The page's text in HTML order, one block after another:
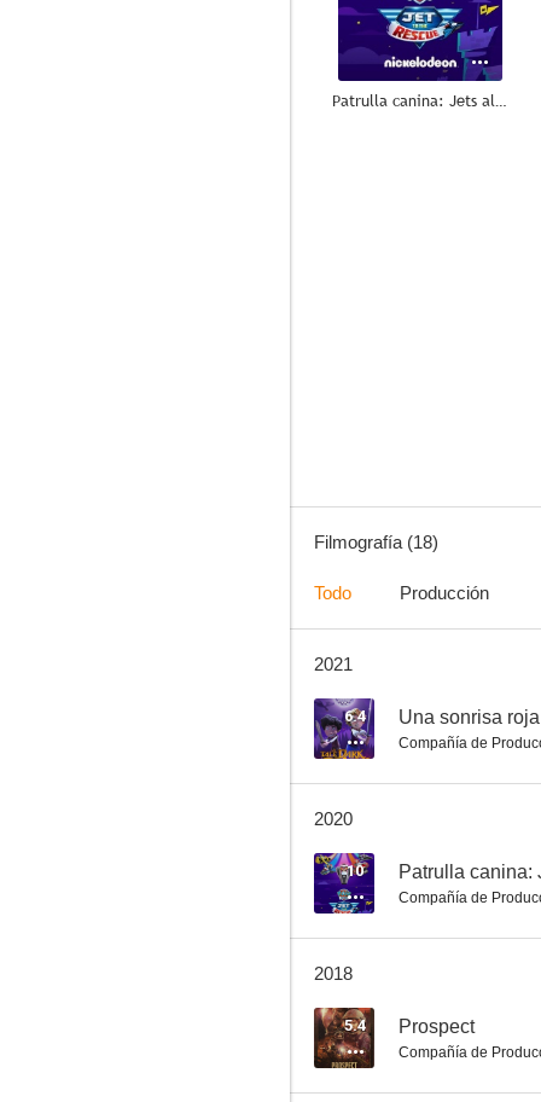
Patrulla canina: Jets al rescate
--
Filmografía (18)
Todo Producción
2021
6.4
Compañía de
2020
10 Patrulla canina:
Compañía de
2018
5.4 Prospect
Compañía de